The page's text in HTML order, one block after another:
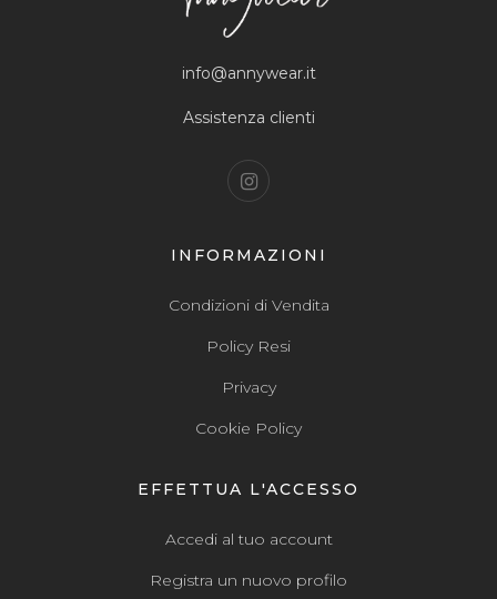
info@annywear.it
Assistenza clienti
INFORMAZIONI
Condizioni di Vendita
Policy Resi
Privacy
Cookie Policy
EFFETTUA L'ACCESSO
Accedi al tuo account
Registra un nuovo profilo